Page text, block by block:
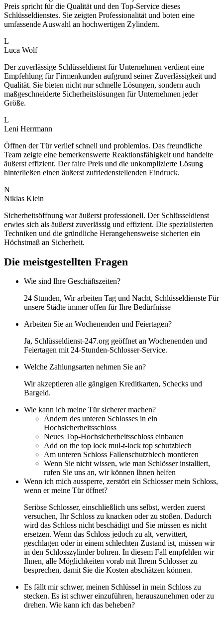
Preis spricht für die Qualität und den Top-Service dieses
Schlüsseldienstes. Sie zeigten Professionalität und boten eine
umfassende Auswahl an hochwertigen Zylindern.
L
Luca Wolf
Der zuverlässige Schlüsseldienst für Unternehmen verdient eine
Empfehlung für Firmenkunden aufgrund seiner Zuverlässigkeit und
Qualität. Sie bieten nicht nur schnelle Lösungen, sondern auch
maßgeschneiderte Sicherheitslösungen für Unternehmen jeder
Größe.
L
Leni Herrmann
Öffnen der Tür verlief schnell und problemlos. Das freundliche
Team zeigte eine bemerkenswerte Reaktionsfähigkeit und handelte
äußerst effizient. Der faire Preis und die unkomplizierte Lösung
hinterließen einen äußerst zufriedenstellenden Eindruck.
N
Niklas Klein
Sicherheitsöffnung war äußerst professionell. Der Schlüsseldienst
erwies sich als äußerst zuverlässig und effizient. Die spezialisierten
Techniken und die gründliche Herangehensweise sicherten ein
Höchstmaß an Sicherheit.
Die meistgestellten Fragen
Wie sind Ihre Geschäftszeiten?
24 Stunden, Wir arbeiten Tag und Nacht, Schlüsseldienste Für
unsere Städte immer offen für Ihre Bedürfnisse
Arbeiten Sie an Wochenenden und Feiertagen?
Ja, Schlüsseldienst-247.org geöffnet an Wochenenden und
Feiertagen mit 24-Stunden-Schlosser-Service.
Welche Zahlungsarten nehmen Sie an?
Wir akzeptieren alle gängigen Kreditkarten, Schecks und
Bargeld.
Wie kann ich meine Tür sicherer machen?
Ändern des unteren Schlosses in ein
Hochsicherheitsschloss
Neues Top-Hochsicherheitsschloss einbauen
Add on the top lock mul-t-lock top schutzblech
Am unteren Schloss Fallenschutzblech montieren
Wenn Sie nicht wissen, wie man Schlösser installiert,
rufen Sie uns an, wir können Ihnen helfen
Wenn ich mich aussperre, zerstört ein Schlosser mein Schloss,
wenn er meine Tür öffnet?
Seriöse Schlosser, einschließlich uns selbst, werden zuerst
versuchen, Ihr Schloss zu knacken oder zu stoßen. Dadurch
wird das Schloss nicht beschädigt und Sie müssen es nicht
ersetzen. Wenn das Schloss jedoch zu alt, verwittert,
geschlagen oder in einem schlechten Zustand ist, müssen wir
in den Schlosszylinder bohren. In diesem Fall empfehlen wir
Ihnen, alle Möglichkeiten vorab mit Ihrem Schlosser zu
besprechen, damit Sie die Kosten abschätzen können.
Es fällt mir schwer, meinen Schlüssel in mein Schloss zu
stecken. Es ist schwer einzuführen, herauszunehmen oder zu
drehen. Wie kann ich das beheben?